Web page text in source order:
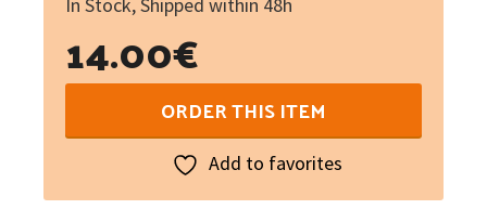
14.00€
mots
ORDER THIS ITEM
Add to favorites